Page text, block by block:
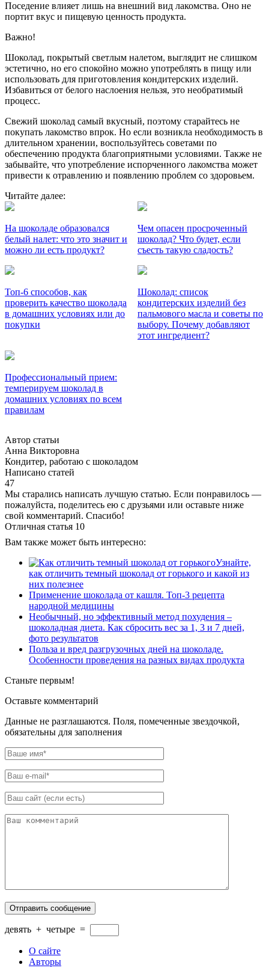
Поседение влияет лишь на внешний вид лакомства. Оно не
портит вкус и пищевую ценность продукта.
Важно!
Шоколад, покрытый светлым налетом, выглядит не слишком
эстетично, но его спокойно можно употреблять в пищу или
использовать для приготовления кондитерских изделий.
Избавиться от белого наслоения нельзя, это необратимый
процесс.
Свежий шоколад самый вкусный, поэтому старайтесь не
покупать лакомство впрок. Но если возникла необходимость в
длительном хранении, воспользуйтесь советами по
обеспечению продукта благоприятными условиями. Также не
забывайте, что употребление испорченного лакомства может
привести к отравлению и появлению проблем со здоровьем.
Читайте далее:
На шоколаде образовался
белый налет: что это значит и
можно ли есть продукт?
Чем опасен просроченный
шоколад? Что будет, если
съесть такую сладость?
Топ-6 способов, как
проверить качество шоколада
в домашних условиях или до
покупки
Шоколад: список
кондитерских изделий без
пальмового масла и советы по
выбору. Почему добавляют
этот ингредиент?
Профессиональный прием:
темперируем шоколад в
домашних условиях по всем
правилам
Автор статьи
Анна Викторовна
Кондитер, работаю с шоколадом
Написано статей
47
Мы старались написать лучшую статью. Если понравилось —
пожалуйста, поделитесь ею с друзьями или оставьте ниже
свой комментарий. Спасибо!
Отличная статья 10
Вам также может быть интересно:
Узнайте,
как отличить темный шоколад от горького и какой из
них полезнее
Применение шоколада от кашля. Топ-3 рецепта
народной медицины
Необычный, но эффективный метод похудения –
шоколадная диета. Как сбросить вес за 1, 3 и 7 дней,
фото результатов
Польза и вред разгрузочных дней на шоколаде.
Особенности проведения на разных видах продукта
Станьте первым!
Оставьте комментарий
Данные не разглашаются. Поля, помеченные звездочкой,
обязательны для заполнения
девять + четыре =
О сайте
Авторы